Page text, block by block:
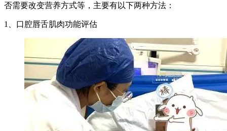
否需要改变营养方式等，主要有以下两种方法：
1、口腔唇舌肌肉功能评估